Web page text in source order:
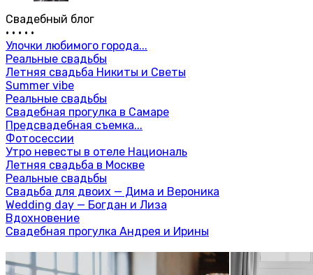
Свадебный блог
• • • • •
Улочки любимого города...
Реальные свадьбы
Летняя свадьба Никиты и Светы
Summer vibe
Реальные свадьбы
Свадебная прогулка в Самаре
Предсвадебная съемка...
Фотосессии
Утро невесты в отеле Националь
Летняя свадьба в Москве
Реальные свадьбы
Свадьба для двоих — Дима и Вероника
Wedding day — Богдан и Лиза
Вдохновение
Свадебная прогулка Андрея и Ирины